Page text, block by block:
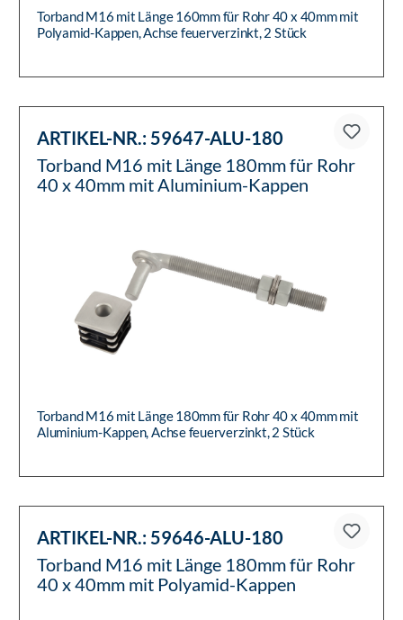
Torband M16 mit Länge 160mm für Rohr 40 x 40mm mit
Polyamid-Kappen, Achse feuerverzinkt, 2 Stück
ARTIKEL-NR.: 59647-ALU-180
Torband M16 mit Länge 180mm für Rohr
40 x 40mm mit Aluminium-Kappen
Torband M16 mit Länge 180mm für Rohr 40 x 40mm mit
Aluminium-Kappen, Achse feuerverzinkt, 2 Stück
ARTIKEL-NR.: 59646-ALU-180
Torband M16 mit Länge 180mm für Rohr
40 x 40mm mit Polyamid-Kappen